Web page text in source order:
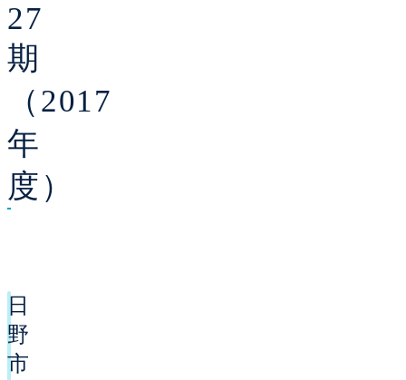
27
期
（2017
年
度）
日
野
市